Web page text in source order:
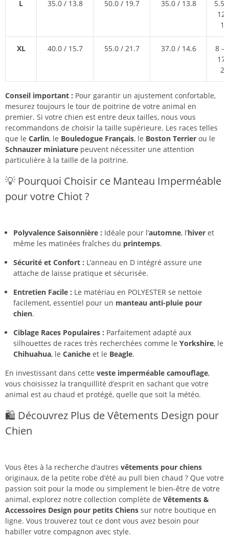
L 35.0 / 13.8 50.0 / 19.7 35.0 / 13.8
5.5
XL 40.0 / 15.7 55.0 / 21.7 37.0 / 14.6
8 –
Conseil important : Pour garantir un ajustement confortable,
mesurez toujours le tour de poitrine de votre animal en
premier. Si votre chien est entre deux tailles, nous vous
recommandons de choisir la taille supérieure. Les races telles
que le Carlin, le Bouledogue Français, le Boston Terrier ou le
Schnauzer miniature peuvent nécessiter une attention
particulière à la taille de la poitrine.
💡 Pourquoi Choisir ce Manteau Imperméable
pour votre Chiot ?
Polyvalence Saisonnière : Idéale pour l’automne, l’hiver et
même les matinées fraîches du printemps.
Sécurité et Confort : L’anneau en D intégré assure une
attache de laisse pratique et sécurisée.
Entretien Facile : Le matériau en POLYESTER se nettoie
facilement, essentiel pour un manteau anti-pluie pour
chien.
Ciblage Races Populaires : Parfaitement adapté aux
silhouettes de races très recherchées comme le Yorkshire, le
Chihuahua, le Caniche et le Beagle.
En investissant dans cette veste imperméable camouflage,
vous choisissez la tranquillité d’esprit en sachant que votre
animal est au chaud et protégé, quelle que soit la météo.
🛍️ Découvrez Plus de Vêtements Design pour
Chien
Vous êtes à la recherche d’autres vêtements pour chiens
originaux, de la petite robe d’été au pull bien chaud ? Que votre
passion soit pour la mode ou simplement le bien-être de votre
animal, explorez notre collection complète de Vêtements &
Accessoires Design pour petits Chiens sur notre boutique en
ligne. Vous trouverez tout ce dont vous avez besoin pour
habiller votre compagnon avec style.